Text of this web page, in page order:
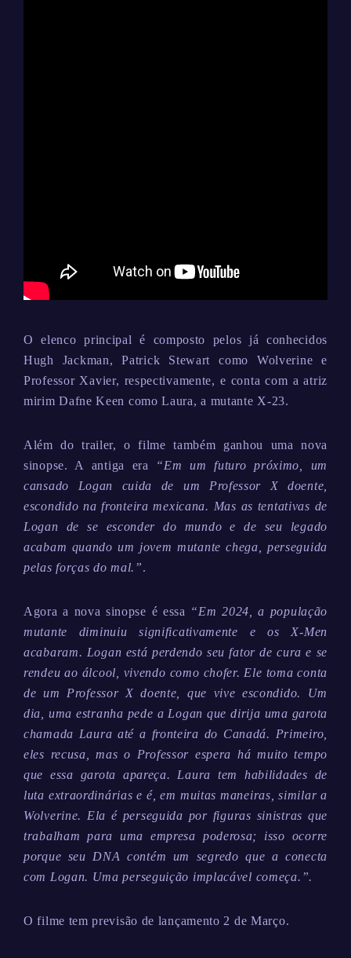
O elenco principal é composto pelos já conhecidos
Hugh Jackman, Patrick Stewart como Wolverine e
Professor Xavier, respectivamente, e conta com a atriz
mirim Dafne Keen como Laura, a mutante X-23.
Além do trailer, o filme também ganhou uma nova
sinopse. A antiga era “Em um futuro próximo, um
cansado Logan cuida de um Professor X doente,
escondido na fronteira mexicana. Mas as tentativas de
Logan de se esconder do mundo e de seu legado
acabam quando um jovem mutante chega, perseguida
pelas forças do mal.”.
Agora a nova sinopse é essa “Em 2024, a população
mutante diminuiu significativamente e os X-Men
acabaram. Logan está perdendo seu fator de cura e se
rendeu ao álcool, vivendo como chofer. Ele toma conta
de um Professor X doente, que vive escondido. Um
dia, uma estranha pede a Logan que dirija uma garota
chamada Laura até a fronteira do Canadá. Primeiro,
eles recusa, mas o Professor espera há muito tempo
que essa garota apareça. Laura tem habilidades de
luta extraordinárias e é, em muitas maneiras, similar a
Wolverine. Ela é perseguida por figuras sinistras que
trabalham para uma empresa poderosa; isso ocorre
porque seu DNA contém um segredo que a conecta
com Logan. Uma perseguição implacável começa.”.
O filme tem previsão de lançamento 2 de Março.